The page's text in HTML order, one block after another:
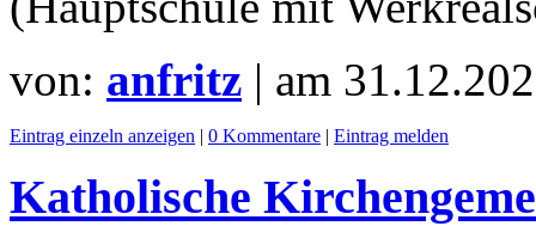
von: anfritz | am
Eintrag einzeln anzeigen | 0 Kommentare | Eintrag melden
Katholische